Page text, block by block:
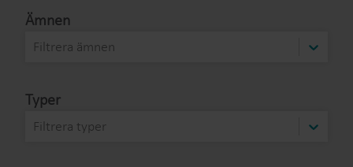
Ämnen
Filtrera ämnen
Typer
Filtrera typer